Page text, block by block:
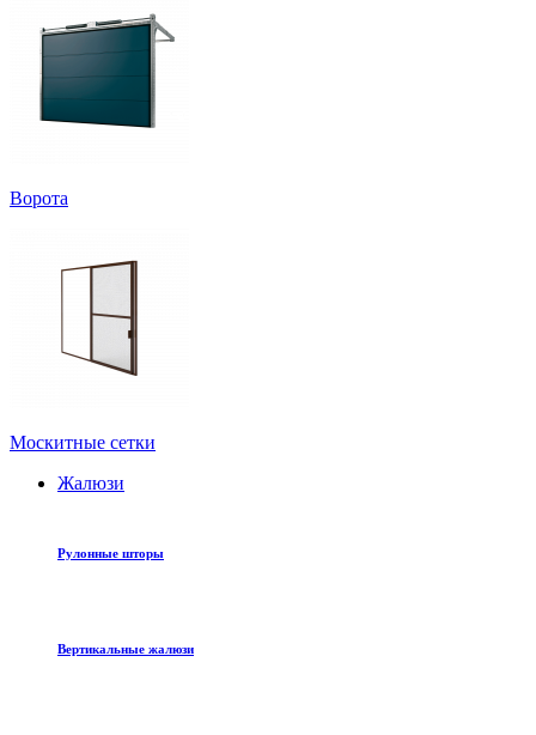
Ворота
Москитные сетки
Жалюзи
Рулонные шторы
Вертикальные жалюзи